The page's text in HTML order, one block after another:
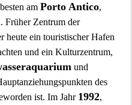
am Porto Antico,
Früher Zentrum der
heute ein touristischer Hafen
und ein Kulturzentrum,
und
des
ist. Im Jahr 1992,